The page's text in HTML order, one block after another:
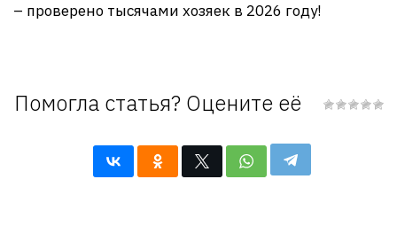
– проверено тысячами хозяек в 2026 году!
Помогла статья? Оцените её